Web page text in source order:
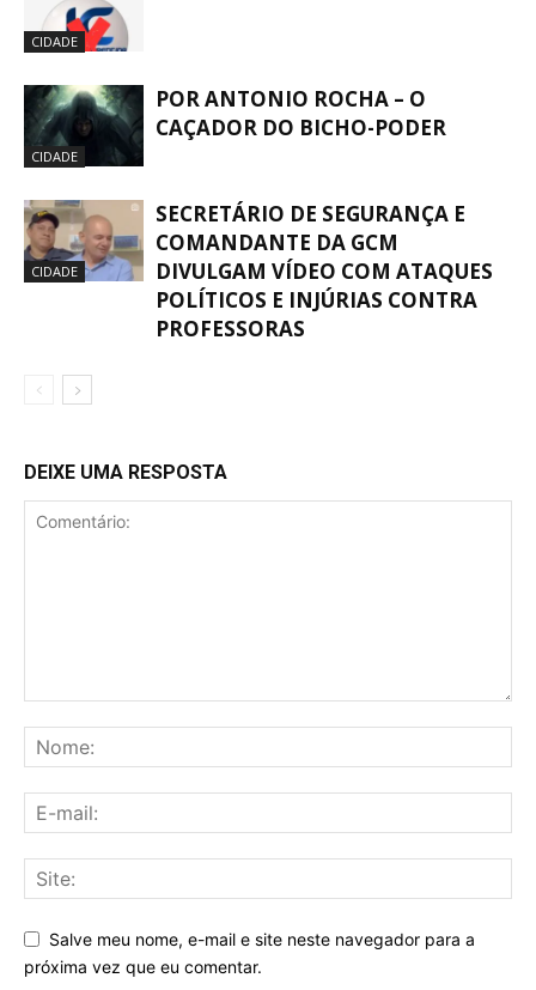
CIDADE
CIDADE
POR ANTONIO ROCHA – O
CAÇADOR DO BICHO-PODER
CIDADE
SECRETÁRIO DE SEGURANÇA E
COMANDANTE DA GCM
DIVULGAM VÍDEO COM ATAQUES
POLÍTICOS E INJÚRIAS CONTRA
PROFESSORAS
DEIXE UMA RESPOSTA
Salve meu nome, e-mail e site neste navegador para a
próxima vez que eu comentar.